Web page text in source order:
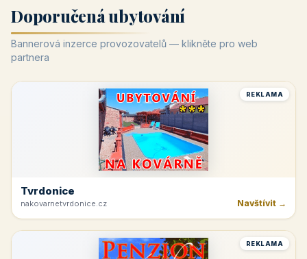
Doporučená ubytování
Bannerová inzerce provozovatelů — klikněte pro web
partnera
REKLAMA
Tvrdonice
nakovarnetvrdonice.cz Navštívit →
REKLAMA